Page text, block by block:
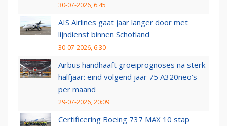
30-07-2026, 6:45
AIS Airlines gaat jaar langer door met
lijndienst binnen Schotland
30-07-2026, 6:30
Airbus handhaaft groeiprognoses na sterk
halfjaar: eind volgend jaar 75 A320neo’s
per maand
29-07-2026, 20:09
Certificering Boeing 737 MAX 10 stap